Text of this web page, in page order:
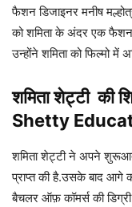
फैशन डिजाइनर मनीष
को शमिता के अंदर एक फैशन
उन्होंने शमिता को फिल्मो में
शमिता शेट्टीकी
Shetty
शमिता शेट्टी ने अपने
प्राप्त की है.उसके बाद आगे
बैचलर ऑफ़ कॉमर्स की